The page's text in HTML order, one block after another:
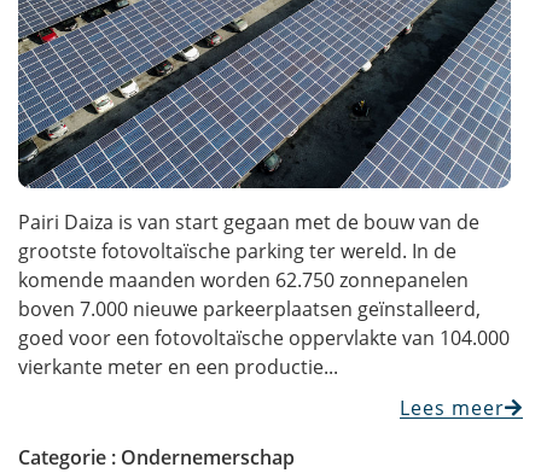
Pairi Daiza is van start gegaan met de bouw van de
grootste fotovoltaïsche parking ter wereld. In de
komende maanden worden 62.750 zonnepanelen
boven 7.000 nieuwe parkeerplaatsen geïnstalleerd,
goed voor een fotovoltaïsche oppervlakte van 104.000
vierkante meter en een productie...
Lees meer
Categorie : Ondernemerschap